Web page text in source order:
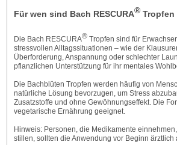
Für wen sind Bach RESCURA®Tropfen
Die Bach RESCURA®Tropfen sind für
stressvollen Alltagssituationen – wie der
Überforderung, Anspannung oder schlechter
pflanzlichen Unterstützung für ihr mentales
Die Bachblüten Tropfen werden häufig von
natürliche Lösung bevorzugen, um Stress
Zusatzstoffe und ohne Gewöhnungseffekt. Die
vegetarische Ernährung geeignet.
Hinweis: Personen, die Medikamente
stillen, sollten die Anwendung vor Beginn ärztlich